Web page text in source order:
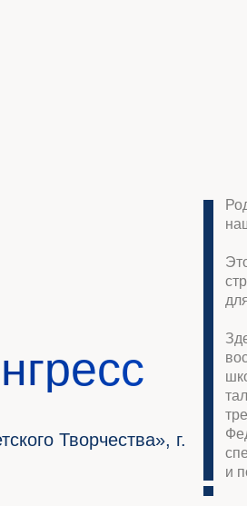
г.
нашем городе!
Это
для наших
Здесь вы
школе,
таланты. Вас
тренинги и
Федеральная
и по-